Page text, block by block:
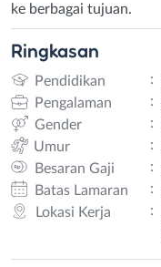
ke berbagai tujuan.
Ringkasan
Pendidikan :
Pengalaman
:
Gender
:
Umur
:
Besaran Gaji
:
Batas Lamaran
:
Lokasi Kerja
: